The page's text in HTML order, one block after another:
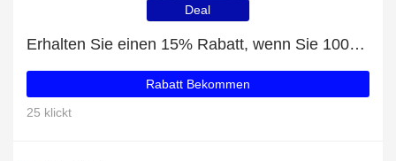
Deal
Erhalten Sie einen 15% Rabatt, wenn Sie 100€ bei Dorint Hotels & Resorts ausgeben
Rabatt Bekommen
25 klickt